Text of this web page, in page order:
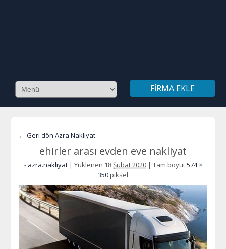
FIRMA EKLE
← Geri dön Azra Nakliyat
ehirler arası evden eve nakliyat
- azra.nakliyat | Yüklenen 18 Şubat 2020 | Tam boyut574 ×
350piksel